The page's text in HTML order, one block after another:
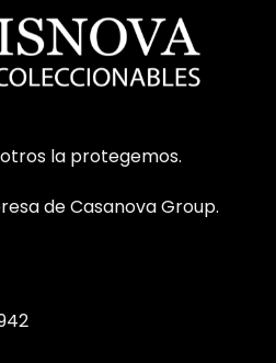
la protegemos.
de Casanova Group.